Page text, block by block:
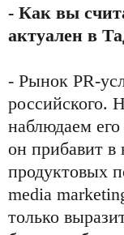
- Как вы
актуален в
- Рынок PR-
российского.
наблюдаем
он прибавит в
продуктовых
media
только